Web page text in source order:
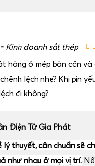
Kinh doanh sắt thép
hàng ở mép bàn cân
lệch nhẹ? Khi pin
đi không?
Điện Tử Gia Phát
lý thuyết, cân chuẩn sẽ
như nhau ở mọi vị trí.